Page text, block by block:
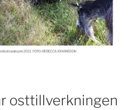
osttillverkningen